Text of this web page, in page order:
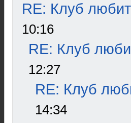
RE: Клуб
10:16
RE: Клуб
12:27
RE: Клуб
14:34